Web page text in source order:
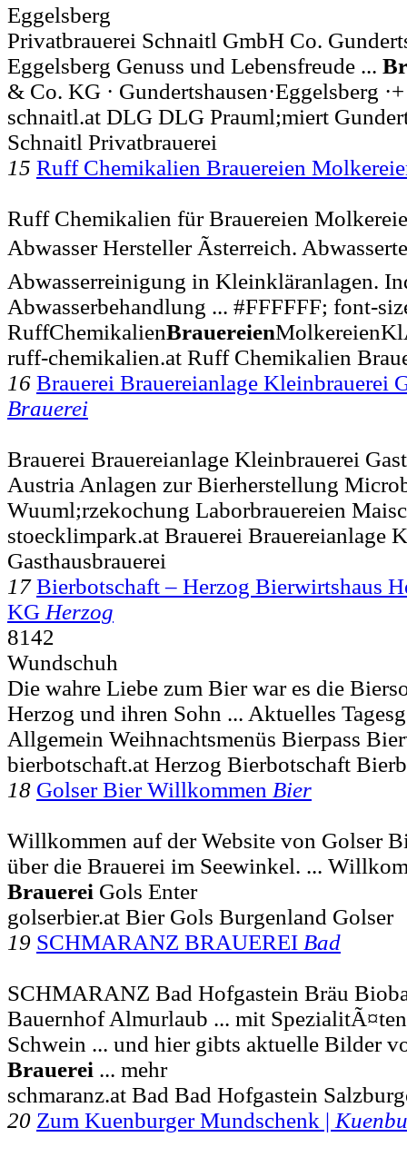
Eggelsberg
Privatbrauerei Schnaitl GmbH Co.
Eggelsberg Genuss und Lebensfreude ...
& Co. KG · Gundertshausen·Eggelsberg
schnaitl.at DLG DLG Prauml;miert
Schnaitl Privatbrauerei
15 Ruff Chemikalien Brauereien
Ruff Chemikalien für Brauereien
Abwasser Hersteller Ãsterreich.
Abwasserreinigung in Kleinkläranlagen.
Abwasserbehandlung ... #FFFFFF; font-
RuffChemikalienBrauereien
ruff-chemikalien.at Ruff Chemikalien
16 Brauerei Brauereianlage Kleinbrauerei
Brauerei
Brauerei Brauereianlage Kleinbrauerei
Austria Anlagen zur Bierherstellung
Wuuml;rzekochung Laborbrauereien
stoecklimpark.at Brauerei Brauereianlage
Gasthausbrauerei
17 Bierbotschaft – Herzog Bierwirtshaus
KG Herzog
8142
Wundschuh
Die wahre Liebe zum Bier war es die
Herzog und ihren Sohn ... Aktuelles
Allgemein Weihnachtsmenüs Bierpass
bierbotschaft.at Herzog Bierbotschaft
18 Golser Bier Willkommen Bier
Willkommen auf der Website von Golser
über die Brauerei im Seewinkel. ...
Brauerei Gols Enter
golserbier.at Bier Gols Burgenland Golser
19 SCHMARANZ BRAUEREI Bad
SCHMARANZ Bad Hofgastein Bräu
Bauernhof Almurlaub ... mit
Schwein ... und hier gibts aktuelle Bilder
Brauerei ... mehr
schmaranz.at Bad Bad Hofgastein
20 Zum Kuenburger Mundschenk |